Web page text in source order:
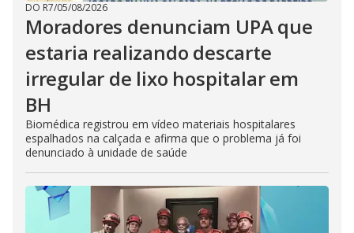
DO R7/05/08/2026
Moradores denunciam UPA que
estaria realizando descarte
irregular de lixo hospitalar em
BH
Biomédica registrou em vídeo materiais hospitalares
espalhados na calçada e afirma que o problema já foi
denunciado à unidade de saúde